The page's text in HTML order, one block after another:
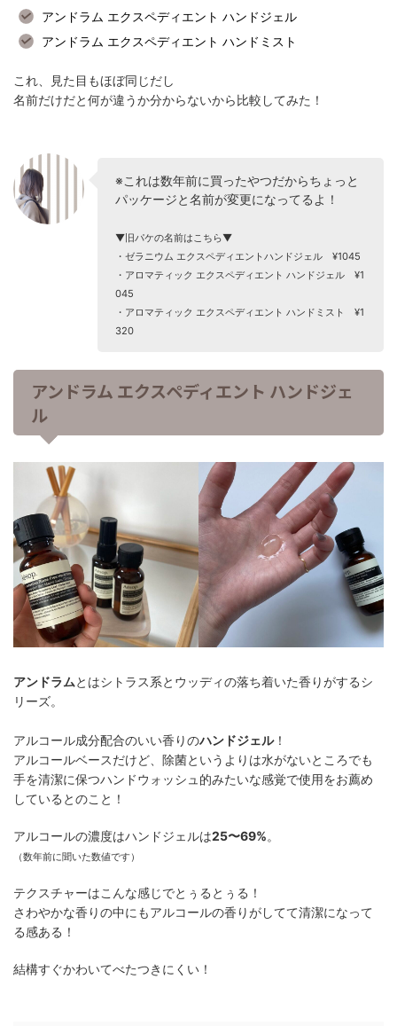
アンドラム エクスペディエント ハンドジェル
アンドラム エクスペディエント ハンドミスト
これ、見た目もほぼ同じだし
名前だけだと何が違うか分からないから比較してみた！
※これは数年前に買ったやつだからちょっと
パッケージと名前が変更になってるよ！
▼旧パケの名前はこちら▼
・ゼラニウム エクスペディエントハンドジェル ¥1045
・アロマティック エクスペディエント ハンドジェル ¥1
045
・アロマティック エクスペディエント ハンドミスト ¥1
320
アンドラム エクスペディエント ハンドジェ
ル
アンドラムとはシトラス系とウッディの落ち着いた香りがするシ
リーズ。
アルコール成分配合のいい香りのハンドジェル！
アルコールベースだけど、除菌というよりは水がないところでも
手を清潔に保つハンドウォッシュ的みたいな感覚で使用をお薦め
しているとのこと！
アルコールの濃度はハンドジェルは25〜69%。
（数年前に聞いた数値です）
テクスチャーはこんな感じでとぅるとぅる！
さわやかな香りの中にもアルコールの香りがしてて清潔になって
る感ある！
結構すぐかわいてべたつきにくい！